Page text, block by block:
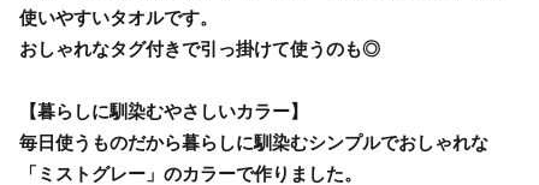
使いやすいタオルです。
おしゃれなタグ付きで引っ掛けて使うのも◎
【暮らしに馴染むやさしいカラー】
毎日使うものだから暮らしに馴染むシンプルでおしゃれな
「ミストグレー」のカラーで作りました。